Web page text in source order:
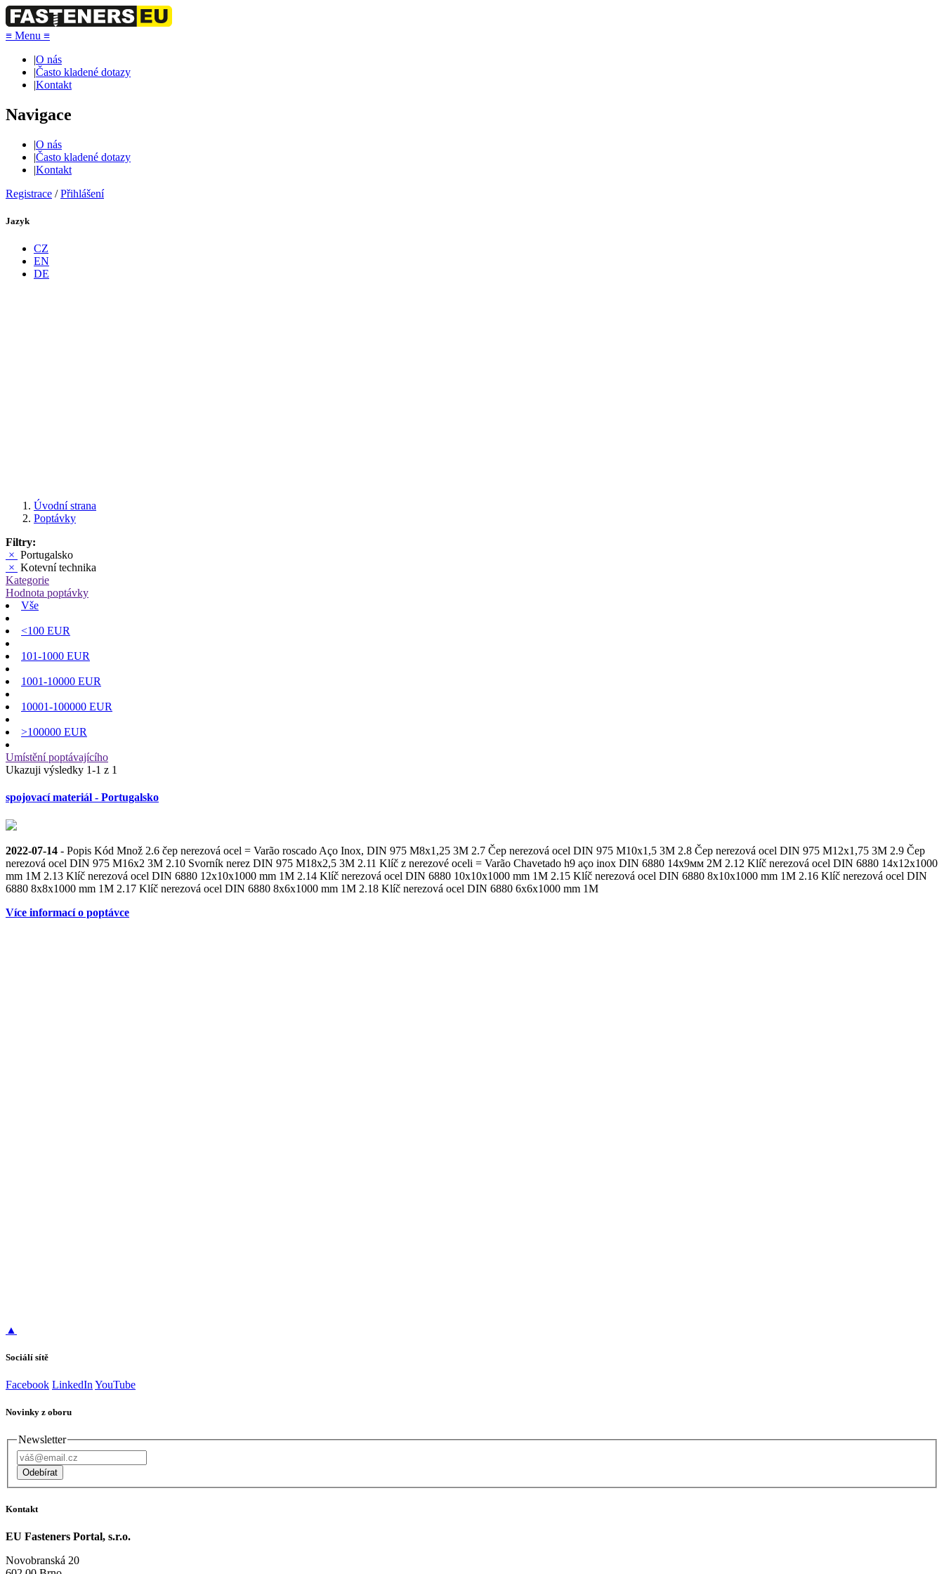
≡ Menu ≡
|O nás
|Často kladené dotazy
|Kontakt
Navigace
|O nás
|Často kladené dotazy
|Kontakt
Registrace /Přihlášení
Jazyk
CZ
EN
DE
Úvodní strana
Poptávky
Filtry:
× Portugalsko
× Kotevní technika
Kategorie
Hodnota poptávky
Vše
<100 EUR
101-1000 EUR
1001-10000 EUR
10001-100000 EUR
>100000 EUR
Umístění poptávajícího
Ukazuji výsledky 1-1 z 1
spojovací materiál - Portugalsko
2022-07-14 - Popis Kód Množ 2.6 čep nerezová ocel = Varão roscado Aço Inox, DIN 975 М8х1,25 3M 2.7 Čep nerezová ocel DIN 975 М10х1,5 3M 2.8 Čep nerezová ocel DIN 975 М12х1,75 3M 2.9 Čep
nerezová ocel DIN 975 М16х2 3M 2.10 Svorník nerez DIN 975 М18х2,5 3M 2.11 Klíč z nerezové oceli = Varão Chavetado h9 aço inox DIN 6880 14х9мм 2M 2.12 Klíč nerezová ocel DIN 6880 14x12x1000
mm 1M 2.13 Klíč nerezová ocel DIN 6880 12x10x1000 mm 1M 2.14 Klíč nerezová ocel DIN 6880 10x10x1000 mm 1M 2.15 Klíč nerezová ocel DIN 6880 8x10x1000 mm 1M 2.16 Klíč nerezová ocel DIN
6880 8x8x1000 mm 1M 2.17 Klíč nerezová ocel DIN 6880 8x6x1000 mm 1M 2.18 Klíč nerezová ocel DIN 6880 6x6x1000 mm 1M
Více informací o poptávce
▲
Sociálí sítě
Facebook LinkedIn YouTube
Novinky z oboru
Newsletter
Odebírat
Kontakt
EU Fasteners Portal, s.r.o.
Novobranská 20